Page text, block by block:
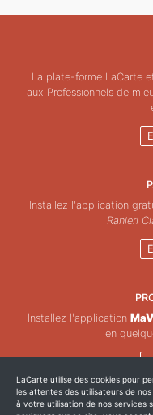
La plate-forme LaCarte
aux Professionnels de
Installez l'application
Ranieri
Installez l'application
en
Copyright ©
LaCarte utilise des cookies pour
les attentes des utilisateurs de
à votre utilisation de nos services